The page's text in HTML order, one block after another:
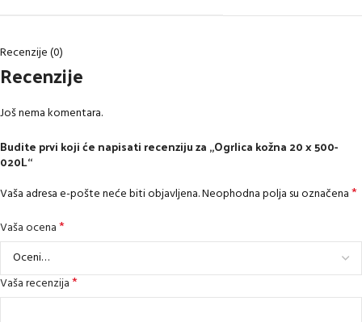
Recenzije (0)
Recenzije
Još nema komentara.
Budite prvi koji će napisati recenziju za „Ogrlica kožna 20 x 500-
020L“
Vaša adresa e-pošte neće biti objavljena.Neophodna polja su označena*
Vaša ocena*
Vaša recenzija*